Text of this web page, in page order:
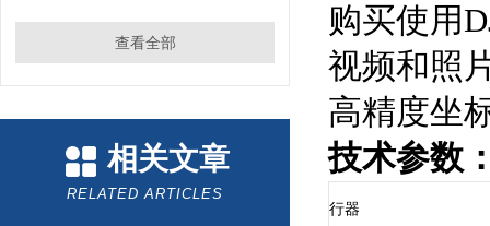
查看全部
相关文章
RELATED ARTICLES
购买使用
视频和照
高精度坐
技术参数
行器